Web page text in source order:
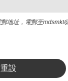
地址，電郵至
重設